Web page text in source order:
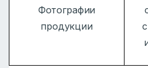
Фотографии
продукции